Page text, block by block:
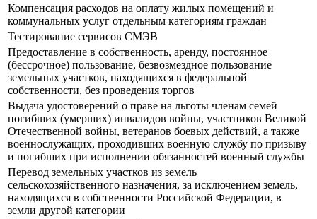
Компенсация расходов на оплату жилых помещений и
коммунальных услуг отдельным категориям граждан
Тестирование сервисов СМЭВ
Предоставление в собственность, аренду, постоянное
(бессрочное) пользование, безвозмездное пользование
земельных участков, находящихся в федеральной
собственности, без проведения торгов
Выдача удостоверений о праве на льготы членам семей
погибших (умерших) инвалидов войны, участников Великой
Отечественной войны, ветеранов боевых действий, а также
военнослужащих, проходивших военную службу по призыву
и погибших при исполнении обязанностей военный службы
Перевод земельных участков из земель
сельскохозяйственного назначения, за исключением земель,
находящихся в собственности Российской Федерации, в
земли другой категории